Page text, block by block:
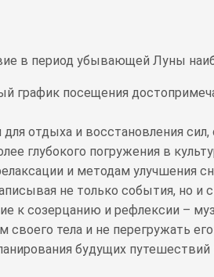
в период убывающей Луны
график посещения
отдыха и восстановления
глубокого погружения в
и методам улучшения
не только события, но и
к созерцанию и рефлексии –
тела и не перегружать
будущих